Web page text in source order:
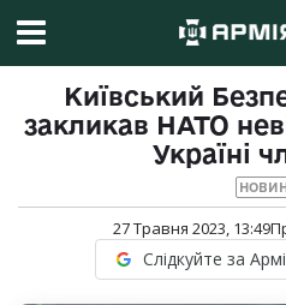
Київський
закликав НАТО
Україні
27 Травня 2023, 13:49
Слідкуйте за